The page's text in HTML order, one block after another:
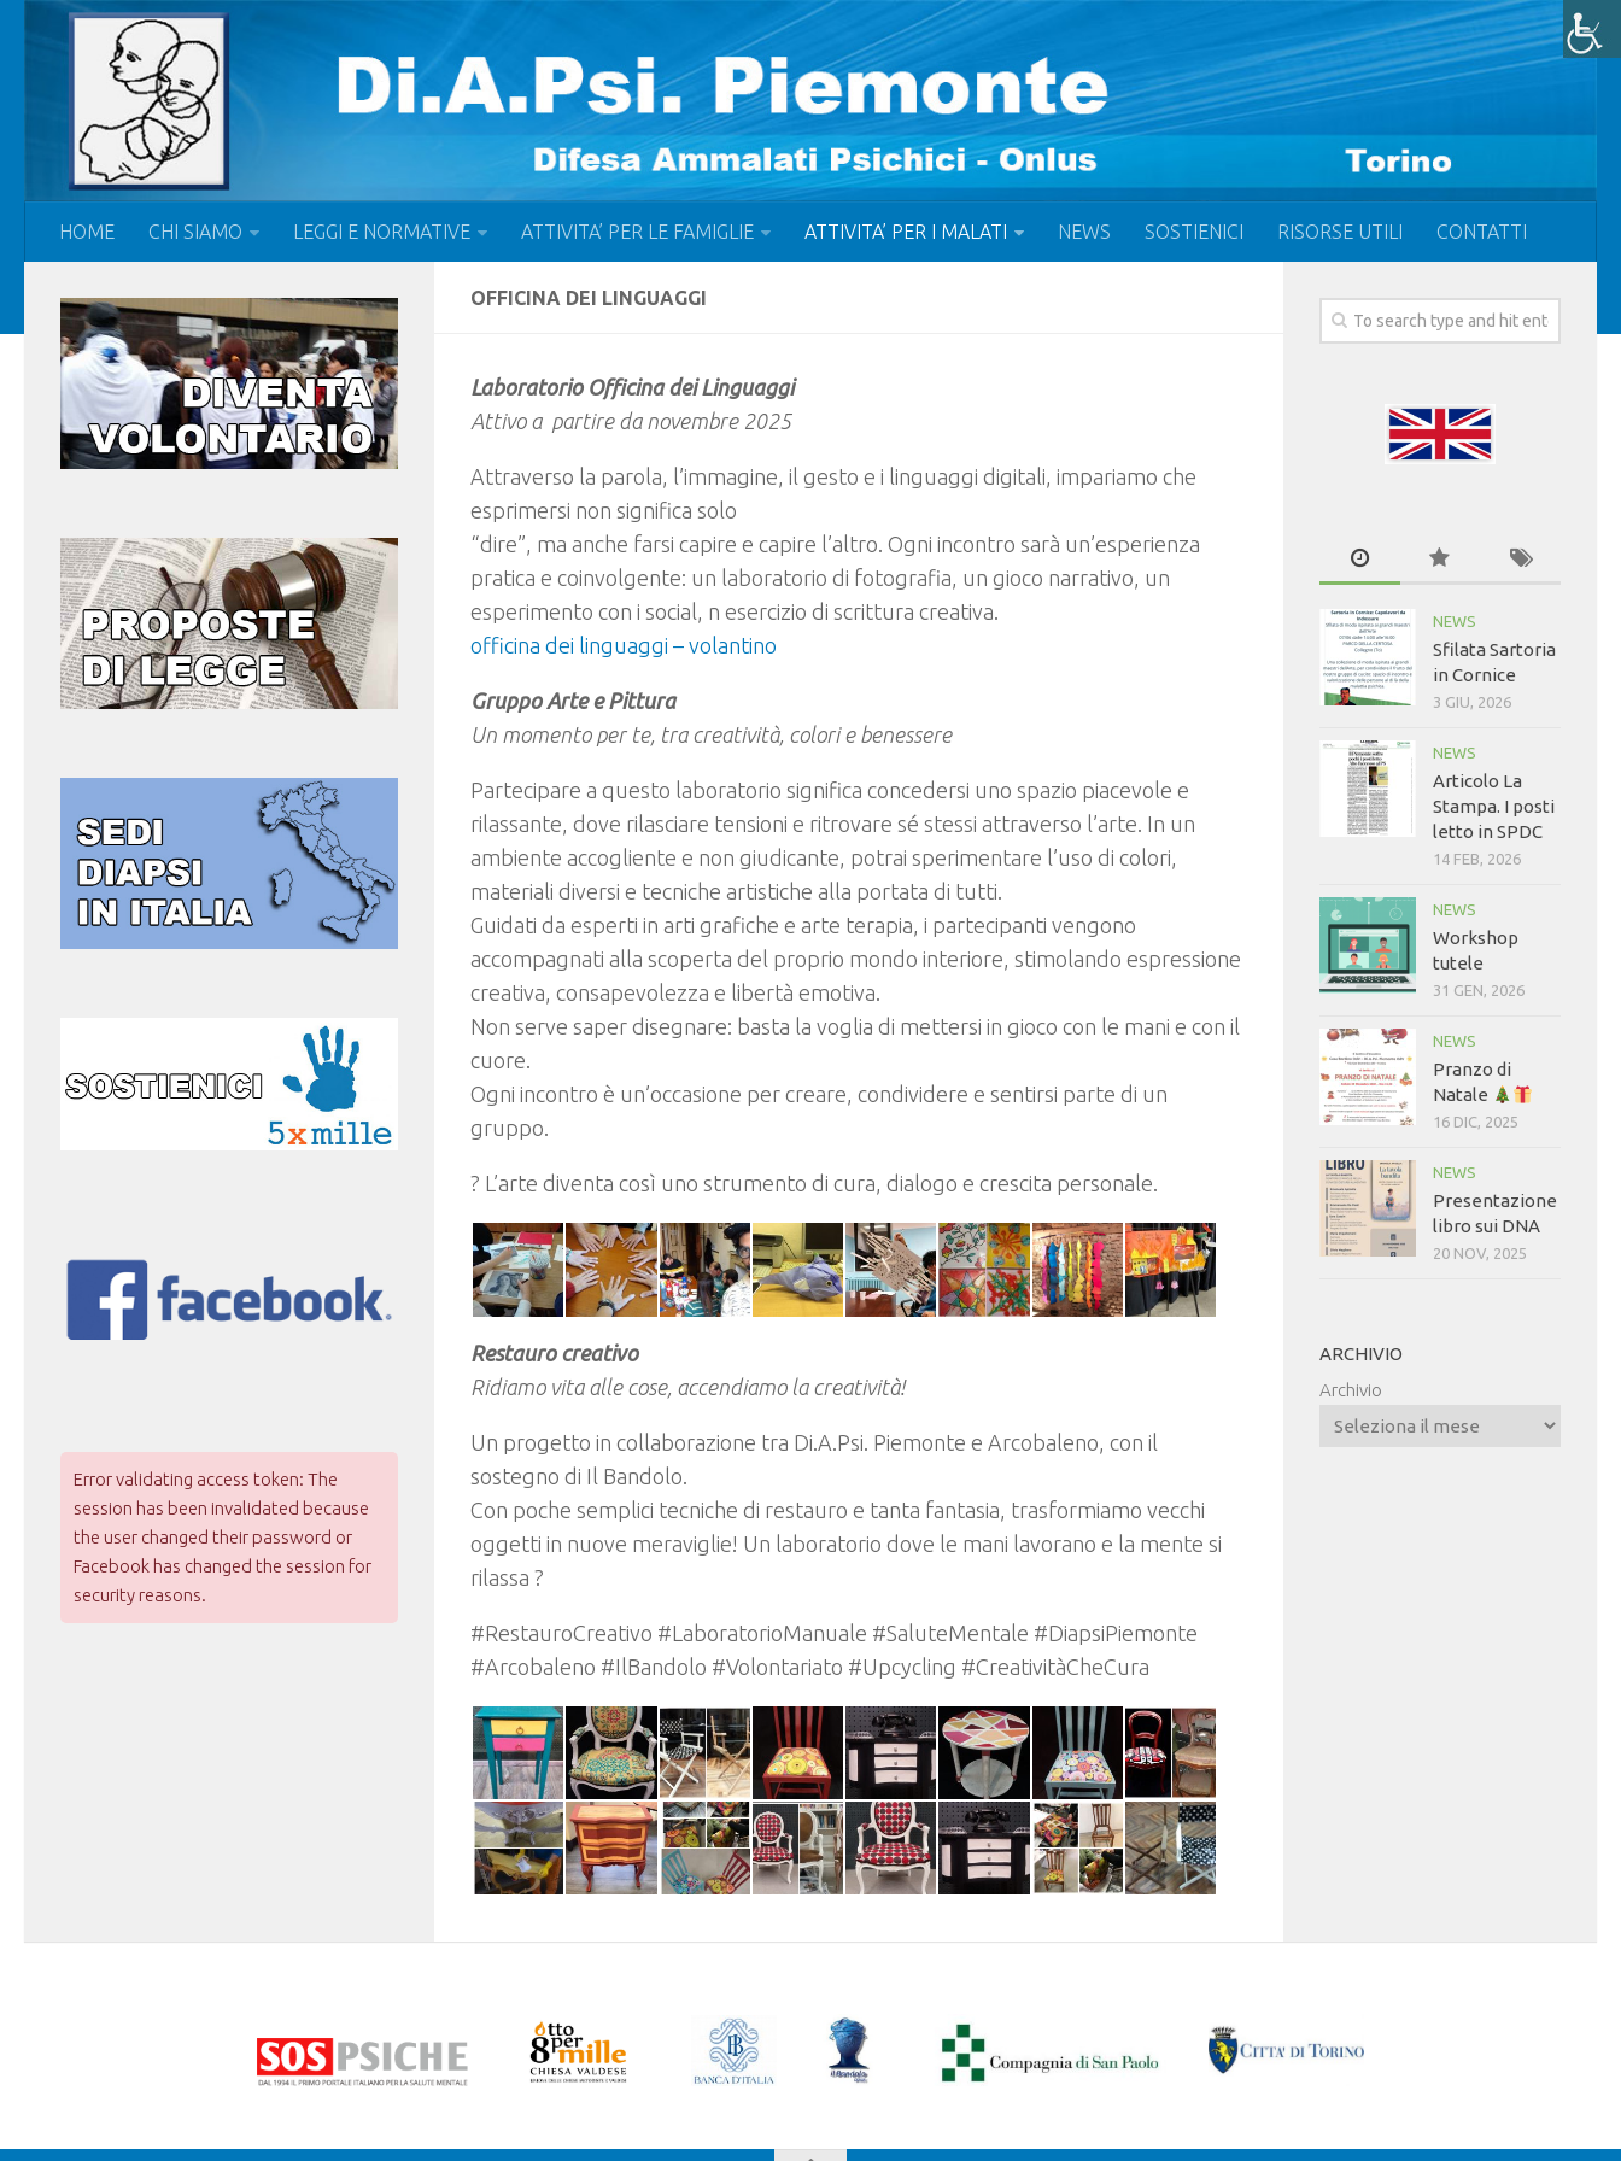
HOME CHI SIAMO LEGGI E NORMATIVE ATTIVITA’ PER LE FAMIGLIE ATTIVITA’ PER I MALATI NEWS SOSTIENICI RISORSE UTILI CONTATTI
OFFICINA DEI LINGUAGGI
Laboratorio Officina dei Linguaggi
Attivo a partire da novembre 2025
Attraverso la parola, l’immagine, il gesto e i linguaggi digitali, impariamo che
esprimersi non significa solo
“dire”, ma anche farsi capire e capire l’altro. Ogni incontro sarà un’esperienza
pratica e coinvolgente: un laboratorio di fotografia, un gioco narrativo, un
esperimento con i social, n esercizio di scrittura creativa.
officina dei linguaggi – volantino
Gruppo Arte e Pittura
Un momento per te, tra creatività, colori e benessere
Partecipare a questo laboratorio significa concedersi uno spazio piacevole e
rilassante, dove rilasciare tensioni e ritrovare sé stessi attraverso l’arte. In un
ambiente accogliente e non giudicante, potrai sperimentare l’uso di colori,
materiali diversi e tecniche artistiche alla portata di tutti.
Guidati da esperti in arti grafiche e arte terapia, i partecipanti vengono
accompagnati alla scoperta del proprio mondo interiore, stimolando espressione
creativa, consapevolezza e libertà emotiva.
Non serve saper disegnare: basta la voglia di mettersi in gioco con le mani e con il
cuore.
Ogni incontro è un’occasione per creare, condividere e sentirsi parte di un
gruppo.
? L’arte diventa così uno strumento di cura, dialogo e crescita personale.
Restauro creativo
Ridiamo vita alle cose, accendiamo la creatività!
Un progetto in collaborazione tra Di.A.Psi. Piemonte e Arcobaleno, con il
sostegno di Il Bandolo.
Con poche semplici tecniche di restauro e tanta fantasia, trasformiamo vecchi
oggetti in nuove meraviglie! Un laboratorio dove le mani lavorano e la mente si
rilassa ?
#RestauroCreativo #LaboratorioManuale #SaluteMentale #DiapsiPiemonte
#Arcobaleno #IlBandolo #Volontariato #Upcycling #CreativitàCheCura
Error validating access token: The
session has been invalidated because
the user changed their password or
Facebook has changed the session for
security reasons.
NEWS
Sfilata Sartoria
in Cornice
3 GIU, 2026
NEWS
Articolo La
Stampa. I posti
letto in SPDC
14 FEB, 2026
NEWS
Workshop
tutele
31 GEN, 2026
NEWS
Pranzo di
Natale
16 DIC, 2025
NEWS
Presentazione
libro sui DNA
20 NOV, 2025
ARCHIVIO
Archivio